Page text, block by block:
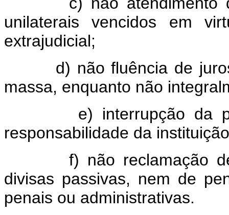
unilaterais vencidos em
extrajudicial;
d) não fluência de juros,
massa, enquanto não
e) interrupção da
responsabilidade da
f) não reclamação de
divisas passivas, nem de
penais ou administrativas.